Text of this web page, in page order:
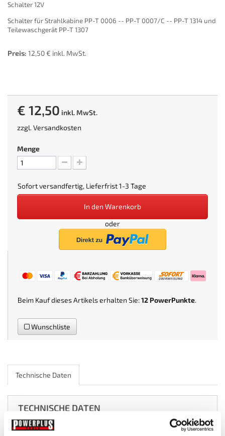
Schalter 12V
Schalter für Strahlkabine PP-T 0006 -- PP-T 0007/C -- PP-T 1314 und
Teilewaschgerät PP-T 1307
Preis: 12,50 € inkl. MwSt.
€ 12,50 inkl. MwSt.
zzgl.Versandkosten
Menge
Sofort versandfertig, Lieferfrist 1-3 Tage
In den Warenkorb
oder
Beim Kauf dieses Artikels erhalten Sie:12 PowerPunkte.
Wunschliste
Technische Daten
TECHNISCHE DATEN